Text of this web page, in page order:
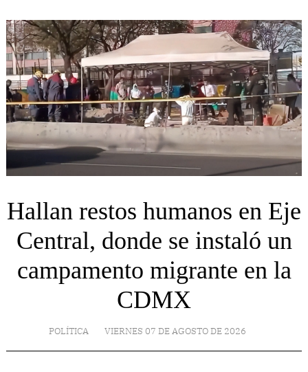
Hallan restos humanos en Eje
Central, donde se instaló un
campamento migrante en la
CDMX
POLÍTICA VIERNES 07 DE AGOSTO DE 2026